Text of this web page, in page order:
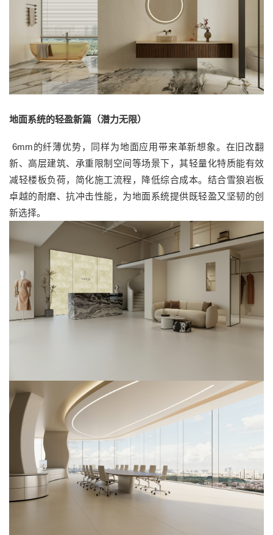
地面系统的轻盈新篇（潜力无限）
6mm的纤薄优势，同样为地面应用带来革新想象。在旧改翻
新、高层建筑、承重限制空间等场景下，其轻量化特质能有效
减轻楼板负荷，简化施工流程，降低综合成本。结合雪狼岩板
卓越的耐磨、抗冲击性能，为地面系统提供既轻盈又坚韧的创
新选择。